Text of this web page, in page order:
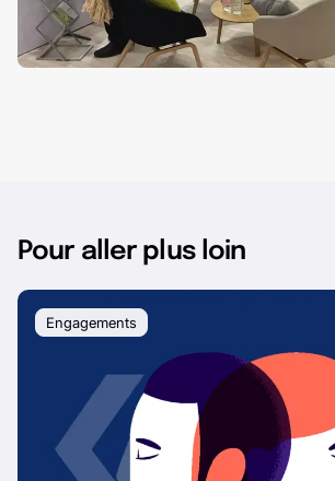
Pour aller plus loin
Engagements